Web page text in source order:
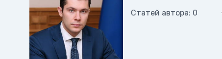
Статей автора: 0